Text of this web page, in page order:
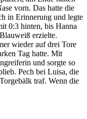
vorn. Das hatte die
in Erinnerung und legte
0:3 hinten, bis Hanna
erzielte.
wieder auf drei Tore
Tag hatte. Mit
und sorgte so
Pech bei Luisa, die
traf. Wenn die